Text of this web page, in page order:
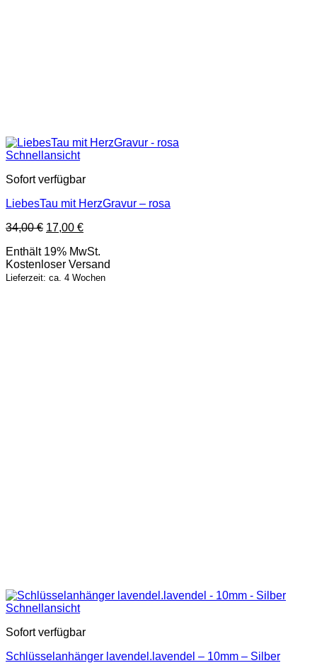
Schnellansicht
Sofort verfügbar
LiebesTau mit HerzGravur – rosa
34,00€ Ursprünglicher
war:
34,00 €
17,00 €Aktueller
ist:
17,00 €.
Enthält 19% MwSt.
Kostenloser Versand
Lieferzeit: ca. 4 Wochen
Schnellansicht
Sofort verfügbar
Schlüsselanhänger lavendel.lavendel – 10mm – Silber